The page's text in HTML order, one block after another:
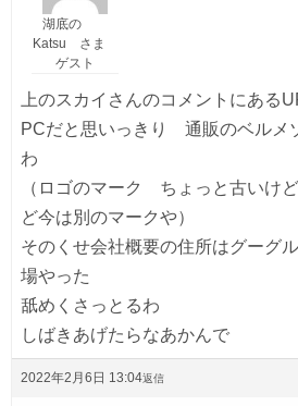
湖底の
Katsu さま
ゲスト
上のスカイさんのコメントにある
PCだと思いっきり 通販のベル
わ
（ロゴのマーク ちょっと古いけ
ど今は別のマークや）
そのくせ会社概要の住所はグーグ
場やった
舐めくさっとるわ
しばきあげたらなあかんで
2022年2月6日 13:04返信